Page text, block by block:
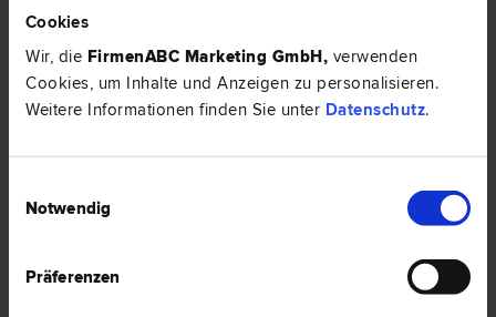
Cookies
Wir, die FirmenABC Marketing GmbH, verwenden
Cookies, um Inhalte und Anzeigen zu personalisieren.
Weitere Informationen finden Sie unter Datenschutz.
Notwendig
Präferenzen
Mag. Matthias KUCERA
Familien­recht | Gesellschafts­recht | Liegenschafts- und
Immobilien­recht | Straf­recht | Verkehrs­recht | Scheidungs­recht
6971 Hard